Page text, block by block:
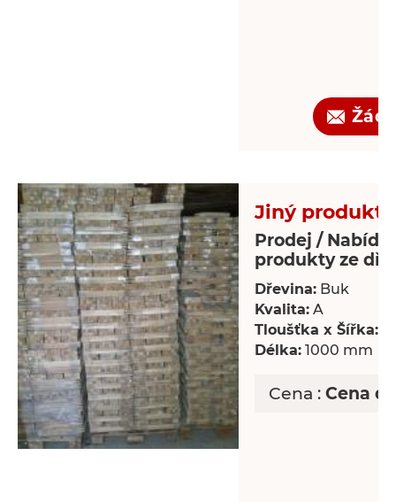
Jiný produkt
Prodej /
produkty ze
Dřevina: Buk
Kvalita: A
Tloušťka x Šířka:
Délka: 1000 mm
Cena : Cena